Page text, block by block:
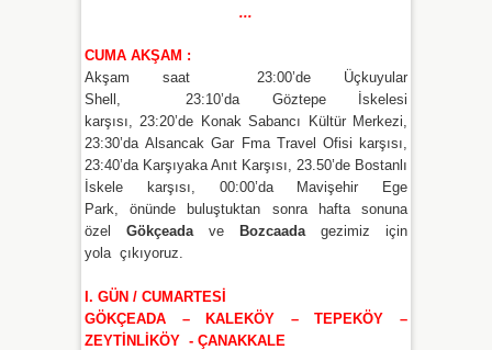
...
CUMA AKŞAM :
Akşam saat 23:00’de Üçkuyular
Shell, 23:10’da Göztepe İskelesi
karşısı, 23:20’de Konak Sabancı Kültür Merkezi,
23:30’da Alsancak Gar Fma Travel Ofisi karşısı,
23:40’da Karşıyaka Anıt Karşısı, 23.50’de Bostanlı
İskele karşısı, 00:00’da Mavişehir Ege
Park, önünde buluştuktan sonra hafta sonuna
özel Gökçeada ve Bozcaada gezimiz için
yola çıkıyoruz.
I. GÜN / CUMARTESİ
GÖKÇEADA – KALEKÖY – TEPEKÖY –
ZEYTİNLİKÖY - ÇANAKKALE